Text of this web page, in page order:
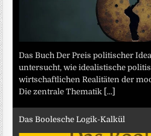
Das Buch Der Preis politischer
untersucht, wie idealistische
wirtschaftlichen Realitäten der
Die zentrale Thematik [...]
Das Boolesche Logik-Kalkül